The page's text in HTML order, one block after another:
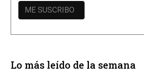
Lo más leído de la semana